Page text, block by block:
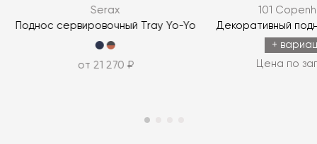
Serax
Поднос сервировочный Tray Yo-Yo
от 21 270 ₽
101
Декоративный
+
Цена по